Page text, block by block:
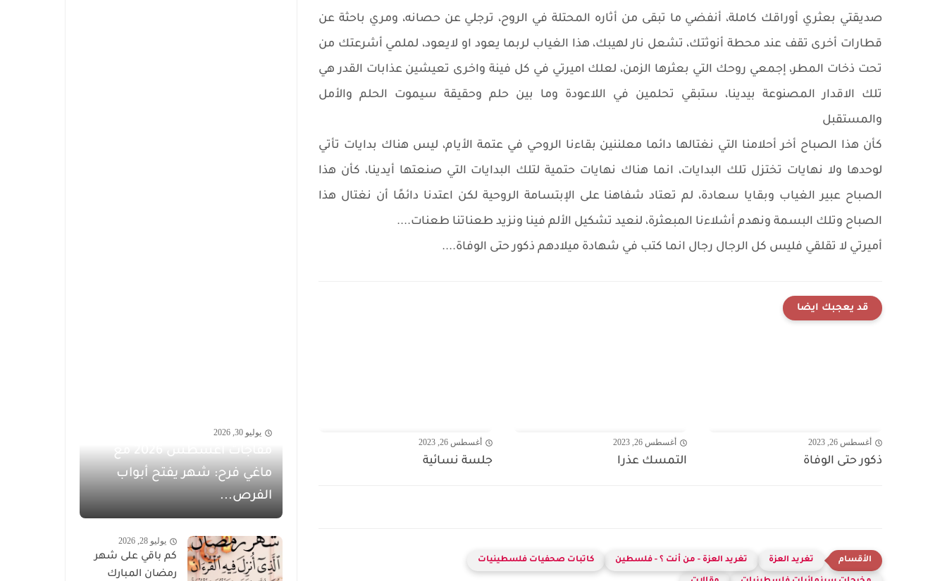
صديقتي بعثري أوراقك كاملة، أنفضي ما تبقى من أثاره المحتلة في الروح، ترجلي عن حصانه، ومري باحثة عن
قطارات أخرى تقف عند محطة أنوثتك، تشعل نار لهيبك، هذا الغياب لربما يعود او لايعود، لملمي أشرعتك من
تحت ذخات المطر، إجمعي روحك التي بعثرها الزمن، لعلك اميرتي في كل فينة واخرى تعيشين عذابات القدر هي
تلك الاقدار المصنوعة بيدينا، ستبقي تحلمين في اللاعودة وما بين حلم وحقيقة سيموت الحلم والأمل
والمستقبل
كأن هذا الصباح أخر أحلامنا التي نغتالها دائما معلننين بقاءنا الروحي في عتمة الأيام، ليس هناك بدايات تأتي
لوحدها ولا نهايات تختزل تلك البدايات، انما هناك نهايات حتمية لتلك البدايات التي صنعتها أيدينا، كأن هذا
الصباح عبير الغياب وبقايا سعادة، لم تعتاد شفاهنا على الإبتسامة الروحية لكن اعتدنا دائمًا أن نغتال هذا
الصباح وتلك البسمة ونهدم أشلاءنا المبعثرة، لنعيد تشكيل الألم فينا ونزيد طعناتنا طعنات....
أميرتي لا تقلقي فليس كل الرجال رجال انما كتب في شهادة ميلادهم ذكور حتى الوفاة....
قد يعجبك ايضا
أغسطس 26, 2023
ذكور حتى الوفاة
أغسطس 26, 2023
التمسك عذرا
أغسطس 26, 2023
جلسة نسائية
تغريد العزة تغريد العزة - من أنت ؟ - فلسطين كاتبات صحفيات فلسطينيات
يوليو 30, 2026
مفاجآت أغسطس 2026 مع
ماغي فرح: شهر يفتح أبواب
الفرص...
يوليو 28, 2026
كم باقي على شهر
رمضان المبارك